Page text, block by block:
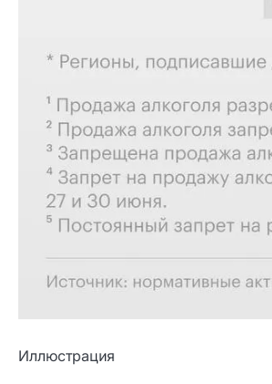
Иллюстрация